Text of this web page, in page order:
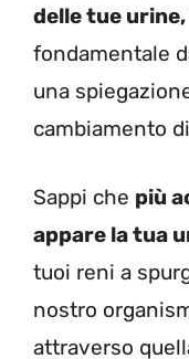
delle tue urine,
fondamentale
una
cambiamento
Sappi che più
appare la tua
tuoi reni a
nostro
attraverso